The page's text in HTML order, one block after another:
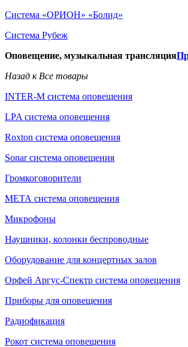
Система «ОРИОН» «Болид»
Система Рубеж
Оповещение, музыкальная трансляция
Назад к Все товары
INTER-M система оповещения
LPA система оповещения
Roxton система оповещения
Sonar система оповещения
Громкоговорители
МЕТА система оповещения
Микрофоны
Наушники, колонки беспроводные
Оборудование для концертных залов
Орфей Аргус-Спектр система оповещения
Приборы для оповещения
Радиофикация
Рокот система оповещения